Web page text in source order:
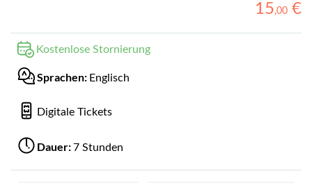
15,00 €
Kostenlose Stornierung
Sprachen: Englisch
Digitale Tickets
Dauer:7 Stunden